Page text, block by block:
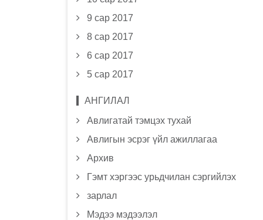
9 сар 2017
8 сар 2017
6 сар 2017
5 сар 2017
АНГИЛАЛ
Авлигатай тэмцэх тухай
Авлигын эсрэг үйл ажиллагаа
Архив
Гэмт хэргээс урьдчилан сэргийлэх
зарлал
Мэдээ мэдээлэл